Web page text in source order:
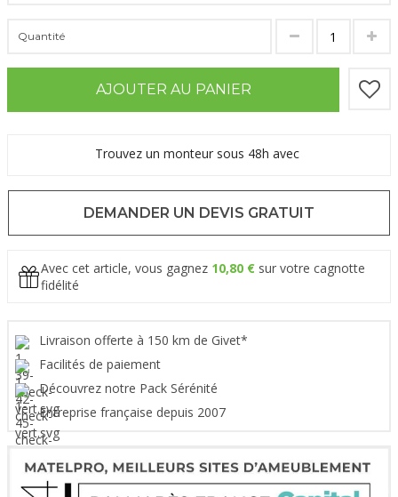
Quantité
AJOUTER AU PANIER
Trouvez un monteur sous 48h avec
DEMANDER UN DEVIS GRATUIT
Avec cet article, vous gagnez 10,80 € sur votre cagnotte
fidélité
Livraison offerte à 150 km de Givet*
Facilités de paiement
Découvrez notre Pack Sérénité
Entreprise française depuis 2007